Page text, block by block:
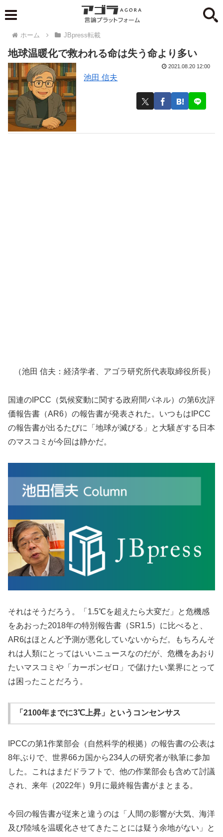
ホーム JBpress転載
地球温暖化で救われる命は失う命より多い
池田 信夫
2021.08.20 12:00
（池田 信夫：経済学者、アゴラ研究所代表取締役所長）
国連のIPCC（気候変動に関する政府間パネル）の第6次評
価報告書（AR6）の報告書が発表された。いつもはIPCC
の報告書が出るたびに「地球が滅びる」と大騒ぎする日本
のマスコミが今回は静かだ。
それはそうだろう。「1.5℃を超えたら大変だ」と危機感
をあおった2018年の特別報告書（SR1.5）に比べると、
AR6はほとんど予測が悪化していないからだ。もちろんそ
れは人類にとってはいいニュースなのだが、危機をあおり
たいマスコミや「カーボンゼロ」で儲けたい業界にとって
は困ったことだろう。
「2100年までに3℃上昇」というコンセンサス
IPCCの第1作業部会（自然科学的根拠）の報告書の公表は
8年ぶりで、世界66カ国から234人の研究者が執筆に参加
した。これはまだドラフトで、他の作業部会も含めて討議
され、来年（2022年）9月に最終報告書がまとまる。
今回の報告書が従来と違うのは「人間の影響が大気、海洋
及び陸域を温暖化させてきたことには疑う余地がない」と